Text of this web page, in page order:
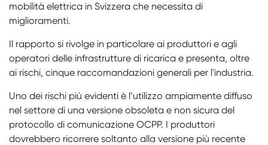
mobilità elettrica in Svizzera che necessita di
miglioramenti.
Il rapporto si rivolge in particolare ai produttori e agli
operatori delle infrastrutture di ricarica e presenta, oltre
ai rischi, cinque raccomandazioni generali per l'industria.
Uno dei rischi più evidenti è l’utilizzo ampiamente diffuso
nel settore di una versione obsoleta e non sicura del
protocollo di comunicazione OCPP. I produttori
dovrebbero ricorrere soltanto alla versione più recente